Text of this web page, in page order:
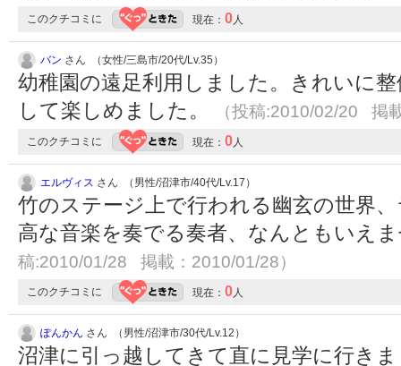
このクチコミに 現在： 0人
バン さん （女性/三島市/20代/Lv.35）
幼稚園の遠足利用しました。きれいに
して楽しめました。
（投稿:2010/02/20 掲
このクチコミに 現在： 0人
エルヴィス さん （男性/沼津市/40代/Lv.17）
竹のステージ上で行われる幽玄の世界
高な音楽を奏でる奏者、なんともいえ
稿:2010/01/28 掲載：2010/01/28）
このクチコミに 現在： 0人
ぽんかん さん （男性/沼津市/30代/Lv.12）
沼津に引っ越してきて直に見学に行き